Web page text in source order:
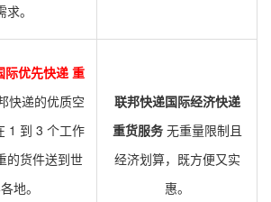
求。
际优先快递 重
快递的优质空
1 到 3 个工作
的货件送到世
地。
联邦快递国际经济快递
重货服务无重量限制且
经济划算，既方便又实
惠。